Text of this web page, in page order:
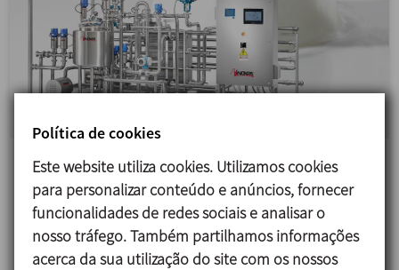
Linha de produção para produtos lácteos
Conceção, fabrico, instalação e colocação em
funcionamento de uma linha de produção
completa para leite,...
Política de cookies
Este website utiliza cookies. Utilizamos cookies
para personalizar conteúdo e anúncios, fornecer
funcionalidades de redes sociais e analisar o
nosso tráfego. Também partilhamos informações
acerca da sua utilização do site com os nossos